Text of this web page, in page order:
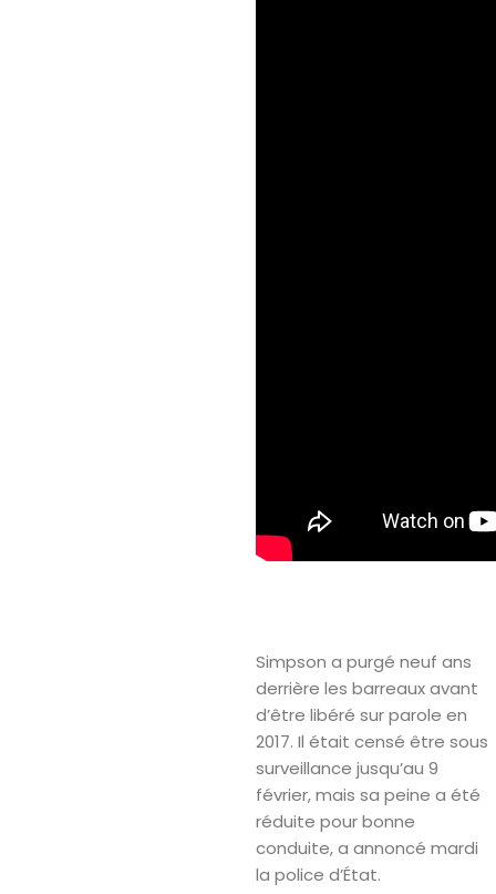
Simpson a purgé neuf ans
derrière les barreaux avant
d’être libéré sur parole en
2017. Il était censé être sous
surveillance jusqu’au 9
février, mais sa peine a été
réduite pour bonne
conduite, a annoncé mardi
la police d’État.